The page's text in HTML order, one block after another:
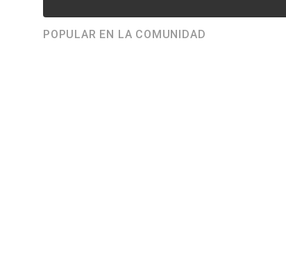
POPULAR EN LA COMUNIDAD